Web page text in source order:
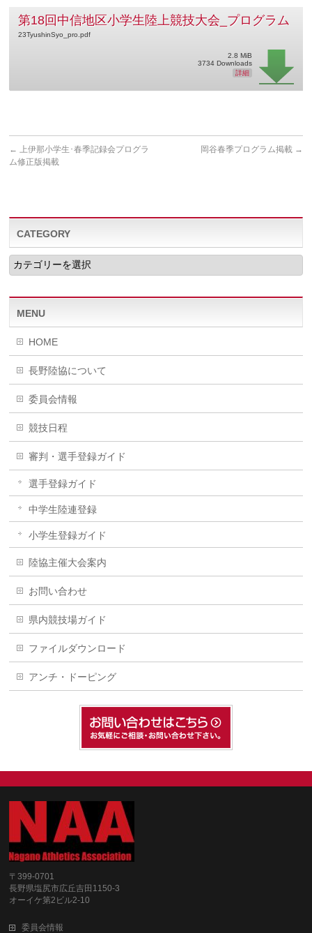
第18回中信地区小学生陸上競技大会_プログラム
23TyushinSyo_pro.pdf
2.8 MiB
3734 Downloads
詳細
← 上伊那小学生･春季記録会プログラ
ム修正版掲載
岡谷春季プログラム掲載 →
CATEGORY
CATEGORY
MENU
HOME
長野陸協について
委員会情報
競技日程
審判・選手登録ガイド
選手登録ガイド
中学生陸連登録
小学生登録ガイド
陸協主催大会案内
お問い合わせ
県内競技場ガイド
ファイルダウンロード
アンチ・ドーピング
〒399-0701
長野県塩尻市広丘吉田1150-3
オーイケ第2ビル2-10
委員会情報